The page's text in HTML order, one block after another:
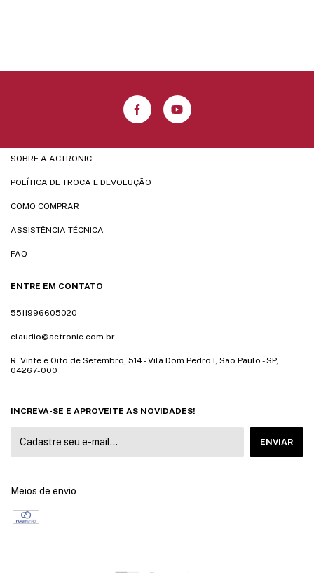
SOBRE A ACTRONIC
POLÍTICA DE TROCA E DEVOLUÇÃO
COMO COMPRAR
ASSISTÊNCIA TÉCNICA
FAQ
ENTRE EM CONTATO
5511996605020
claudio@actronic.com.br
R. Vinte e Oito de Setembro, 514 - Vila Dom Pedro I, São Paulo - SP,
04267-000
INCREVA-SE E APROVEITE AS NOVIDADES!
Meios de envio